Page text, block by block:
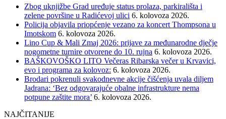
Zbog uknjižbe Grad uređuje status prolaza, parkirališta i
zelene površine u Radićevoj ulici 6. kolovoza 2026.
Policija objavila priopćenje vezano za koncert Thompsona u
Imotskom 6. kolovoza 2026.
Lino Cup & Mali Zmaj 2026: prijave za međunarodne dječje
nogometne turnire otvorene do 10. rujna 6. kolovoza 2026.
BAŠKOVOŠKO LITO Večeras Ribarska večer u Krvavici,
evo i programa za kolovoz: 6. kolovoza 2026.
Brodari pokrenuli svakodnevne akcije čišćenja uvala diljem
Jadrana: ‘Bez odgovarajuće obalne infrastrukture nema
potpune zaštite mora’ 6. kolovoza 2026.
NAJČITANIJE